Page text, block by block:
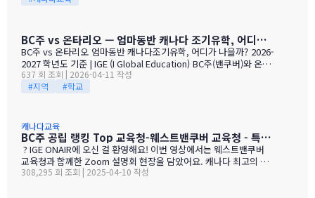
고…
다. 아래 항목들이 별도로 청구되며, 교육청마다 포함/미포함 항목이
다릅니다. 비용 항목 금액 범위 설명 Tuition (학비) $12,700 ~ $18,5
00 연간 수업료. 교육청별 차이 큼. 10개월(9월~6월) 기준 Applicati
on Fee $200 ~ $500 입학 신청비. 1회 납부, 환불 불가가 대부분 M
edical Insurance $500 ~ $1,400 의료보험.…
BC주 vs 온타리오 — 엄마동반 캐나다 조기유학, 어디가 나을까?
BC주 vs 온타리오 엄마동반 캐나다조기유학, 어디가 나을까? 2026-
2027 학년도 기준 | IGE (I Global Education) BC주(밴쿠버)와 온타
리오(토론토)는 한국 학부모님들이 가장 많이 고민하는 두 지역입니
다. 학제, 비용, 생활환경 — 핵심 차이를 한눈에 비교해 드립니다. 한
육청마다 차이 있음 세컨더리 Gr9-12 통일* 초등은 교육청마다 차이
연간 학비 $13,000 ~ $18,500평균 약 $16,300 $12,700 ~ $18,500
평균 약 $15,400 원룸(1BR) 렌트 $2,500 ~ $2,800/월밴쿠버 도심
기준 $2,200 ~ $2,600/월토론토/미시사가 기준 기후 온화한 겨울 (0
~5'C)비 많음, 눈 적음 추운 겨울 (-10~-20'…
637 회 조회 | 2026-04-11 작성
#지역
#학교
캐나다교육
BC주 공립 랭킹 Top 교육청-웨스트밴쿠버 교육청 - 특징과 장점 직접 담당자의 설명으로 들어 보세요.
교육청과 함께한 Zoom 설명회 현장을 담았어요. 캐나다 최고의 명
문 공립 학군, 웨스트밴쿠버에 대해 궁금했던 모든 걸 한눈에 확인할
308,295 회 조회 | 2025-04-10 작성